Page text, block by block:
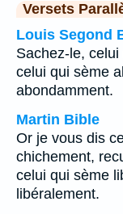
Versets
Louis Segond
Sachez-le,
celui qui sème
abondamment.
Martin Bible
Or je vous dis
chichement,
celui qui sème
libéralement.